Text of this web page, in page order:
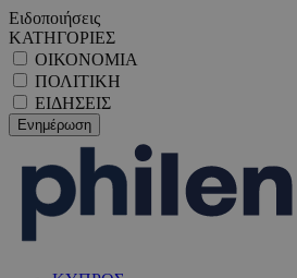
Ειδοποιήσεις
ΚΑΤΗΓΟΡΙΕΣ
ΟΙΚΟΝΟΜΙΑ
ΠΟΛΙΤΙΚΗ
ΕΙΔΗΣΕΙΣ